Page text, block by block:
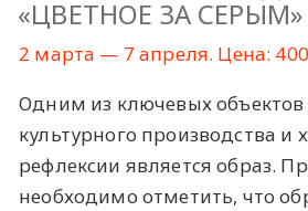
«ЦВЕТНОЕ ЗА СЕРЫМ»
2 марта — 7 апреля. Цена:
Одним из ключевых объектов
культурного производства и
рефлексии является образ.
необходимо отметить, что